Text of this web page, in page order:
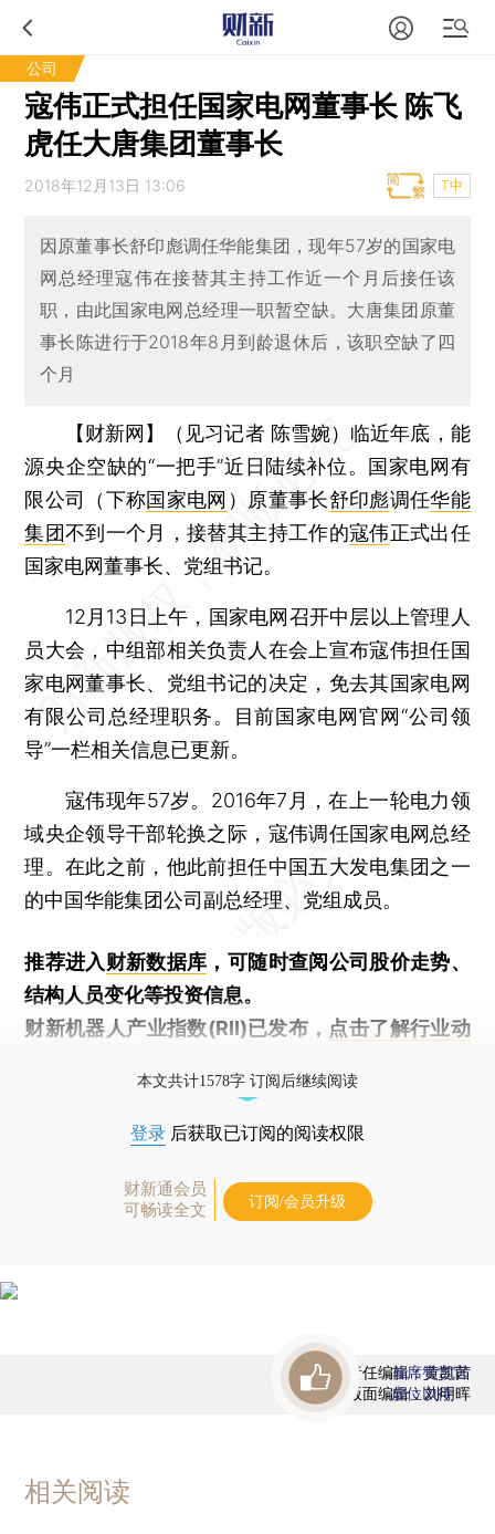
公司
寇伟正式担任国家电网董事长 陈飞
虎任大唐集团董事长
2018年12月13日 13:06 T中
因原董事长舒印彪调任华能集团，现年57岁的国家电
网总经理寇伟在接替其主持工作近一个月后接任该
职，由此国家电网总经理一职暂空缺。大唐集团原董
事长陈进行于2018年8月到龄退休后，该职空缺了四
个月
【财新网】（见习记者 陈雪婉） 临近年底，能
源央企空缺的“一把手”近日陆续补位。国家电网有
限公司（下称国家电网 ）原董事长舒印彪调任华能
集团不到一个月，接替其主持工作的寇伟正式出任
国家电网董事长、党组书记。
12月13日上午，国家电网召开中层以上管理人
员大会，中组部相关负责人在会上宣布寇伟担任国
家电网董事长、党组书记的决定，免去其国家电网
有限公司总经理职务。目前国家电网官网“公司领
导”一栏相关信息已更新。
寇伟现年57岁。2016年7月，在上一轮电力领
域央企领导干部轮换之际，寇伟调任国家电网总经
理。在此之前，他此前担任中国五大发电集团之一
的中国华能集团公司副总经理、党组成员。
推荐进入财新数据库 ，可随时查阅公司股价走势、
结构人员变化等投资信息。
财新机器人产业指数(RII)已发布， 点击了解行业动
本文共计1578字 订阅后继续阅读
登录 后获取已订阅的阅读权限
财新通会员
可畅读全文
订阅/会员升级
责任编辑：黄凯茜
版面编辑：刘明晖
首席赞赏官
虚位以待
相关阅读